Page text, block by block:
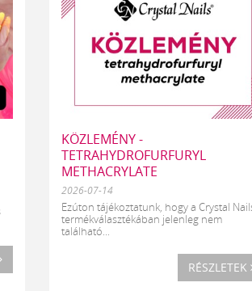
KÖZLEMÉNY -
TETRAHYDROFURFURYL
METHACRYLATE
2026-07-14
Ezúton tájékoztatunk, hogy a Crystal
termékválasztékában jelenleg nem
található...
RÉSZLETEK